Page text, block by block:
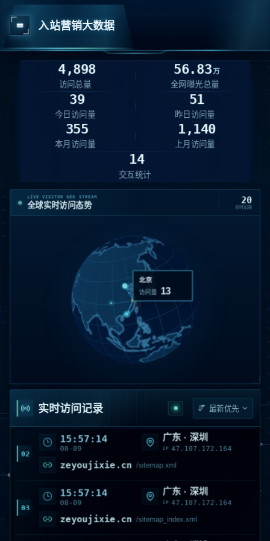
入站营销大数据
4,898
访问总量
56.83万
全网曝光总量
39
今日访问量
51
昨日访问量
355
本月访问量
1,140
上月访问量
14
交互统计
LIVE VISITOR GEO STREAM
全球实时访问态势 20
实时记录
访问量
实时访问记录
08-09 47.107.172.164
zeyoujixie.cn /sitemap1.xml
08-09
15:57:14 广东 · 深圳
IP 47.107.172.164
zeyoujixie.cn
08-09
15:57:14 广东 · 深圳
IP 47.107.172.164
zeyoujixie.cn